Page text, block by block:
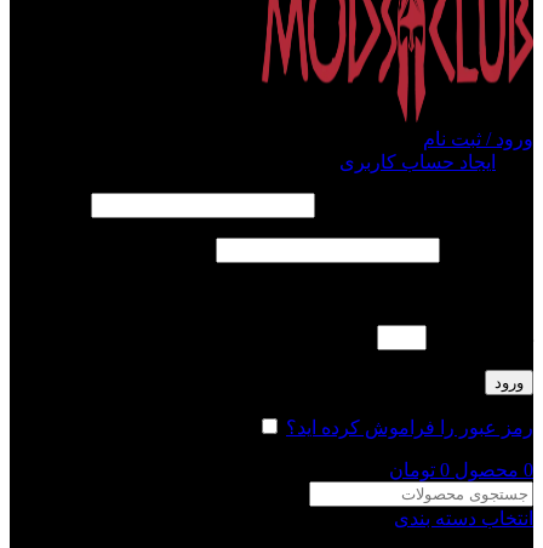
ورود / ثبت نام
ایجاد حساب کاربری
ورود
رمز عبور را فراموش کرده اید؟
0 محصول 0 تومان
انتخاب دسته بندی